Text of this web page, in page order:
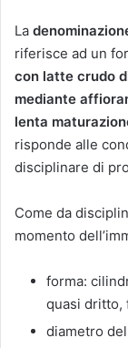
La
riferisce ad un
con latte crudo
mediante
lenta
risponde alle
disciplinare di
Come da
momento
forma:
quasi dritto,
diametro